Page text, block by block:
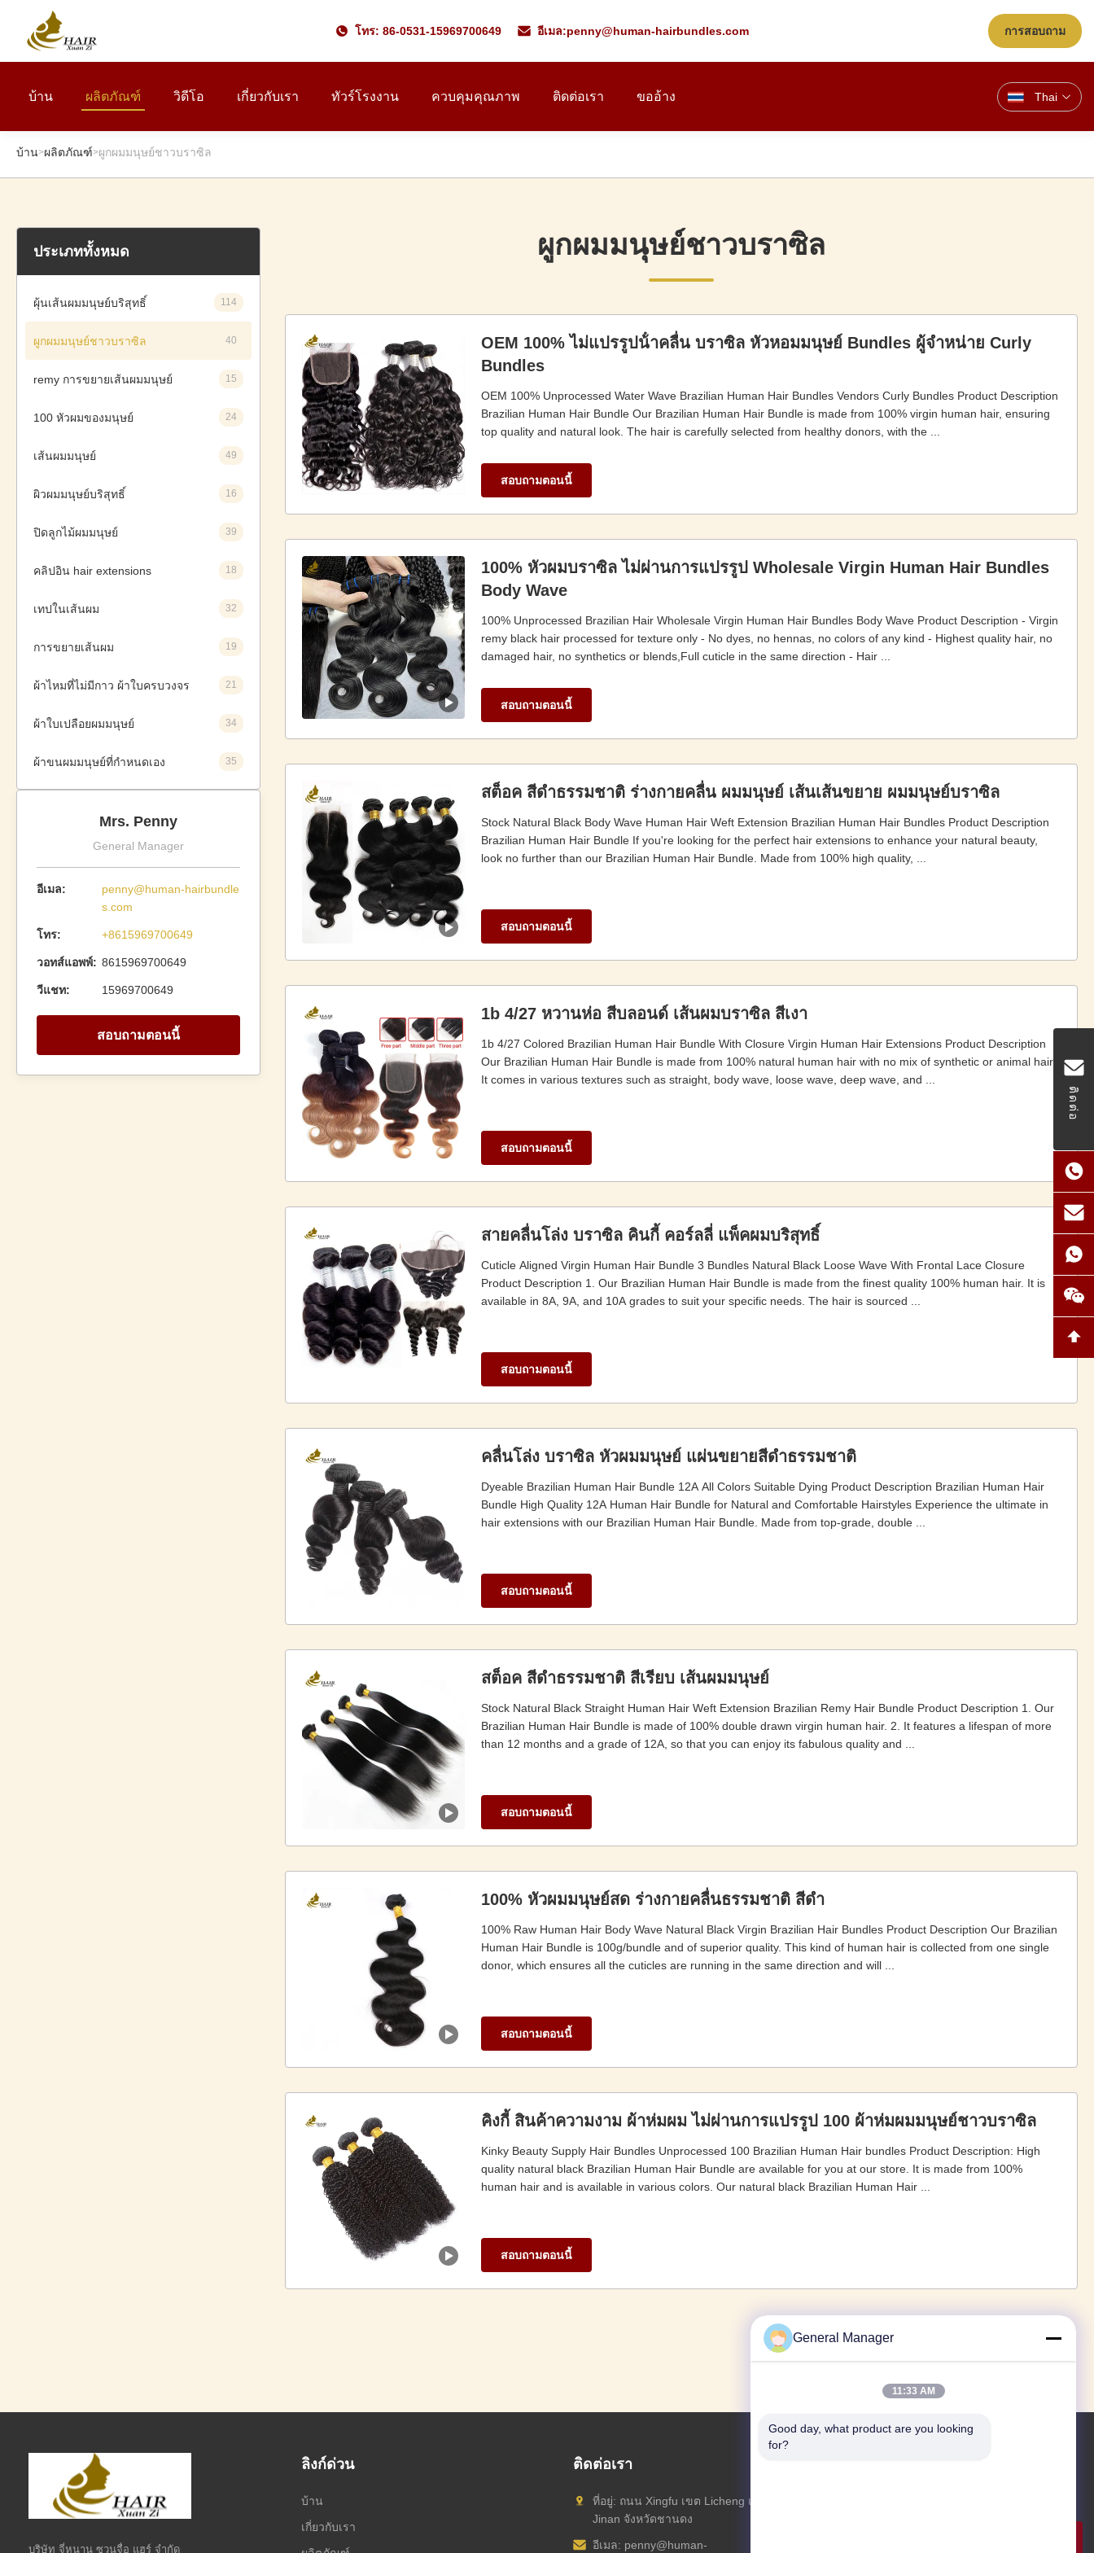
โทร: 86-0531-15969700649 อีเมล:penny@human-hairbundles.com การสอบถาม
บ้าน ผลิตภัณฑ์ วิดีโอ เกี่ยวกับเรา ทัวร์โรงงาน ควบคุมคุณภาพ ติดต่อเรา ขออ้าง Thai
ติดต่อ
บ้าน>ผลิตภัณฑ์>ผูกผมมนุษย์ชาวบราซิล
ประเภททั้งหมด
ผุ้นเส้นผมมนุษย์บริสุทธิ์ 114
ผูกผมมนุษย์ชาวบราซิล 40
remy การขยายเส้นผมมนุษย์ 15
100 หัวผมของมนุษย์ 24
เส้นผมมนุษย์ 49
ผิวผมมนุษย์บริสุทธิ์ 16
ปิดลูกไม้ผมมนุษย์ 39
คลิปอิน hair extensions 18
เทปในเส้นผม 32
การขยายเส้นผม 19
ผ้าไหมที่ไม่มีกาว ผ้าใบครบวงจร 21
ผ้าใบเปลือยผมมนุษย์ 34
ผ้าขนผมมนุษย์ที่กําหนดเอง 35
Mrs. Penny
General Manager
อีเมล:
penny@human-hairbundle
s.com
โทร: +8615969700649
วอทส์แอพพ์: 8615969700649
วีแชท: 15969700649
สอบถามตอนนี้
ผูกผมมนุษย์ชาวบราซิล
OEM 100% ไม่แปรรูปน้ําคลื่น บราซิล หัวหอมมนุษย์ Bundles ผู้จําหน่าย Curly
Bundles
OEM 100% Unprocessed Water Wave Brazilian Human Hair Bundles Vendors Curly Bundles Product Description
Brazilian Human Hair Bundle Our Brazilian Human Hair Bundle is made from 100% virgin human hair, ensuring
top quality and natural look. The hair is carefully selected from healthy donors, with the ...
สอบถามตอนนี้
100% หัวผมบราซิล ไม่ผ่านการแปรรูป Wholesale Virgin Human Hair Bundles
Body Wave
100% Unprocessed Brazilian Hair Wholesale Virgin Human Hair Bundles Body Wave Product Description - Virgin
remy black hair processed for texture only - No dyes, no hennas, no colors of any kind - Highest quality hair, no
damaged hair, no synthetics or blends,Full cuticle in the same direction - Hair ...
สอบถามตอนนี้
สต็อค สีดําธรรมชาติ ร่างกายคลื่น ผมมนุษย์ เส้นเส้นขยาย ผมมนุษย์บราซิล
Stock Natural Black Body Wave Human Hair Weft Extension Brazilian Human Hair Bundles Product Description
Brazilian Human Hair Bundle If you're looking for the perfect hair extensions to enhance your natural beauty,
look no further than our Brazilian Human Hair Bundle. Made from 100% high quality, ...
สอบถามตอนนี้
1b 4/27 หวานห่อ สีบลอนด์ เส้นผมบราซิล สีเงา
1b 4/27 Colored Brazilian Human Hair Bundle With Closure Virgin Human Hair Extensions Product Description
Our Brazilian Human Hair Bundle is made from 100% natural human hair with no mix of synthetic or animal hair.
It comes in various textures such as straight, body wave, loose wave, deep wave, and ...
สอบถามตอนนี้
สายคลื่นโล่ง บราซิล คินกี้ คอร์ลลี่ แพ็คผมบริสุทธิ์
Cuticle Aligned Virgin Human Hair Bundle 3 Bundles Natural Black Loose Wave With Frontal Lace Closure
Product Description 1. Our Brazilian Human Hair Bundle is made from the finest quality 100% human hair. It is
available in 8A, 9A, and 10A grades to suit your specific needs. The hair is sourced ...
สอบถามตอนนี้
คลื่นโล่ง บราซิล หัวผมมนุษย์ แผ่นขยายสีดําธรรมชาติ
Dyeable Brazilian Human Hair Bundle 12A All Colors Suitable Dying Product Description Brazilian Human Hair
Bundle High Quality 12A Human Hair Bundle for Natural and Comfortable Hairstyles Experience the ultimate in
hair extensions with our Brazilian Human Hair Bundle. Made from top-grade, double ...
สอบถามตอนนี้
สต็อค สีดําธรรมชาติ สีเรียบ เส้นผมมนุษย์
Stock Natural Black Straight Human Hair Weft Extension Brazilian Remy Hair Bundle Product Description 1. Our
Brazilian Human Hair Bundle is made of 100% double drawn virgin human hair. 2. It features a lifespan of more
than 12 months and a grade of 12A, so that you can enjoy its fabulous quality and ...
สอบถามตอนนี้
100% หัวผมมนุษย์สด ร่างกายคลื่นธรรมชาติ สีดํา
100% Raw Human Hair Body Wave Natural Black Virgin Brazilian Hair Bundles Product Description Our Brazilian
Human Hair Bundle is 100g/bundle and of superior quality. This kind of human hair is collected from one single
donor, which ensures all the cuticles are running in the same direction and will ...
สอบถามตอนนี้
คิงกี้ สินค้าความงาม ผ้าห่มผม ไม่ผ่านการแปรรูป 100 ผ้าห่มผมมนุษย์ชาวบราซิล
Kinky Beauty Supply Hair Bundles Unprocessed 100 Brazilian Human Hair bundles Product Description: High
quality natural black Brazilian Human Hair Bundle are available for you at our store. It is made from 100%
human hair and is available in various colors. Our natural black Brazilian Human Hair ...
สอบถามตอนนี้
บริษัท จี่หนาน ซวนจื่อ แฮร์ จำกัด
ลิงก์ด่วน
บ้าน
เกี่ยวกับเรา
ติดต่อเรา
ที่อยู่: ถนน Xingfu เขต Licheng เมือง
Jinan จังหวัดชานดง
อีเมล: penny@human-
General Manager
11:33 AM
Good day, what product are you looking
for?